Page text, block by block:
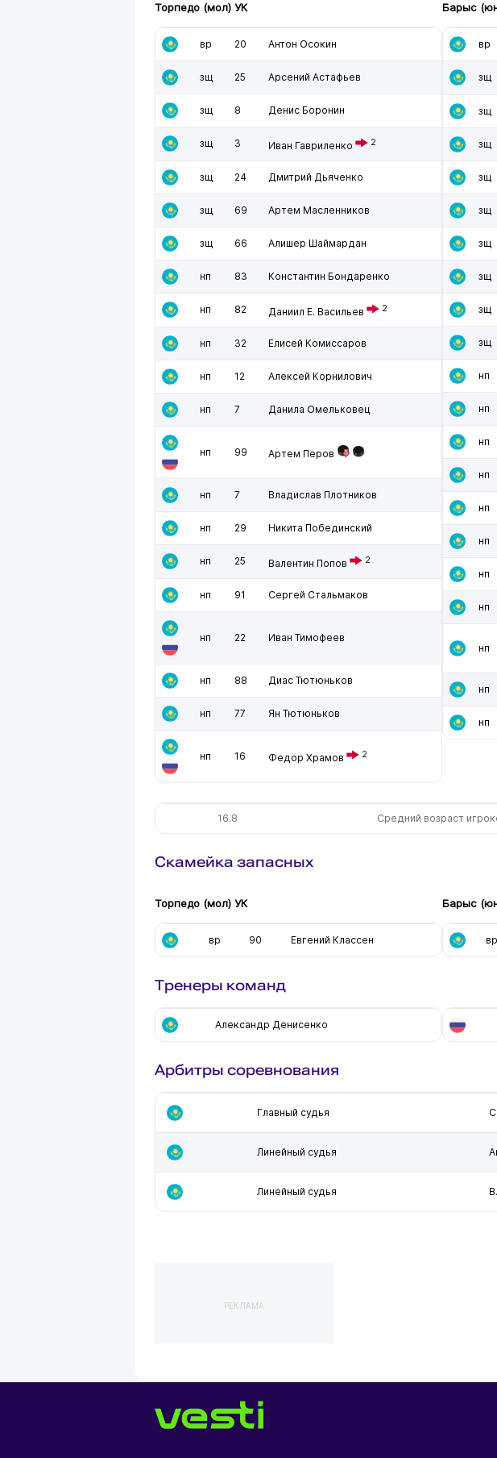
Торпедо (мол) УК
вр 20 Антон Осокин
зщ 25 Арсений Астафьев
зщ 8 Денис Боронин
зщ 3 Иван Гавриленко 2
зщ 24 Дмитрий Дьяченко
зщ 69 Артем Масленников
зщ 66 Алишер Шаймардан
нп 83 Константин Бондаренко
нп 82 Даниил Е. Васильев 2
нп 32 Елисей Комиссаров
нп 12 Алексей Корнилович
нп 7 Данила Омельковец
нп 99 Артем Перов
нп 7 Владислав Плотников
нп 29 Никита Побединский
нп 25 Валентин Попов 2
нп 91 Сергей Стальмаков
нп 22 Иван Тимофеев
нп 88 Диас Тютюньков
нп 77 Ян Тютюньков
нп 16 Федор Храмов 2
Барыс
вр
зщ
зщ
зщ
зщ
зщ
зщ
зщ
зщ
зщ
нп
нп
нп
нп
нп
нп
нп
нп
нп
нп
нп
16.8 Средний возраст
Скамейка запасных
Торпедо (мол) УК
вр 90 Евгений Классен
Барыс
вр
Тренеры команд
Александр Денисенко
Арбитры соревнования
Главный судья
Линейный судья
Линейный судья
РЕКЛАМА